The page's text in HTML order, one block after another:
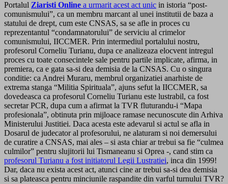
Portalul Ziaristi Online a urmarit acest act unic in istoria “post-
comunismului”, ca un membru marcant al unei institutii de baza a
statului de drept, cum este CNSAS, sa se afle in proces cu
reprezentantul “condamnatorului” de serviciu al crimelor
comunismului, IICCMER. Prin intermediul portalului nostru,
profesorul Corneliu Turianu, dupa ce analizeaza elocvent intregul
proces cu toate consecintele sale pentru partile implicate, afirma, in
premiera, ca e gata sa-si dea demisia de la CNSAS. Cu o singura
conditie: ca Andrei Muraru, membrul organizatiei anarhiste de
extrema stanga “Militia Spirituala”, ajuns sefut la IICCMER, sa
dovedeasca ca profesorul Corneliu Turianu este lustrabil, ca fost
secretar PCR, dupa cum a afirmat la TVR fluturandu-i “Mapa
profesionala”, obtinuta prin mijloace ramase necunoscute din Arhiva
Ministerului Justitiei. Daca acesta este adevarul si actul se afla in
Dosarul de judecator al profesorului, ne alaturam si noi demersului
de curatire a CNSAS, mai ales – si asta chiar ar trebui sa fie “culmea
culmilor” pentru slujitorii lui Tismaneanu si Oprea -, cand stim ca
profesorul Turianu a fost initiatorul Legii Lustratiei, inca din 1999!
Dar, daca nu exista acest act, atunci cine ar trebui sa-si dea demisia
si sa plateasca pentru minciunile raspandite din varful turnului TVR?